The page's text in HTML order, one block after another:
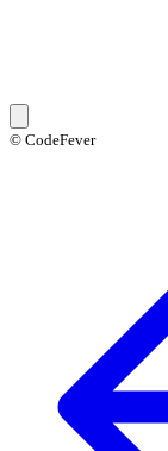
© CodeFever